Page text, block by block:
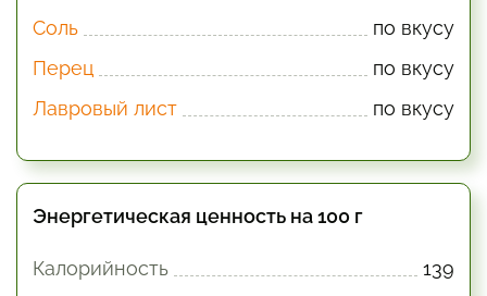
Соль
по вкусу
Перец
по вкусу
Лавровый лист
по вкусу
Энергетическая ценность на 100 г
Калорийность
139